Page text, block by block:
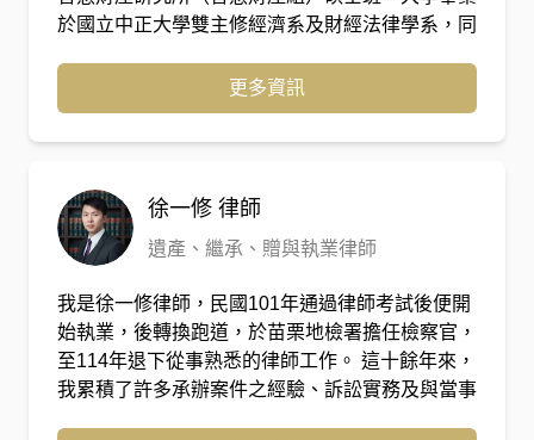
於國立中正大學雙主修經濟系及財經法律學系，同
國際法律事務所就職，主要從事資本市場之相關案
件，包含IPO、併購、資本投資、財務稅務等案
件。另曾於上緯國際投資控股股份有限公司(3708)
案的推動；亦曾擔任海洋風力發電公司
(Formosa1)董事長秘書，對於公司營運、決策、
風險管控具有相當之經驗。 陳璽仲律師專精於商
百件以上之家事案件，並承辦過數件高資產客戶之
家事案件，更多次在喆律法律事務所台中所的
Google Maps評論中獲得當事人之高度評價，具足
夠經驗為當事人提供專業且值得信賴的法律服務。
更多資訊
徐一修 律師
遺產、繼承、贈與執業律師
我是徐一修律師，民國101年通過律師考試後便開
始執業，後轉換跑道，於苗栗地檢署擔任檢察官，
至114年退下從事熟悉的律師工作。 這十餘年來，
我累積了許多承辦案件之經驗、訴訟實務及與當事